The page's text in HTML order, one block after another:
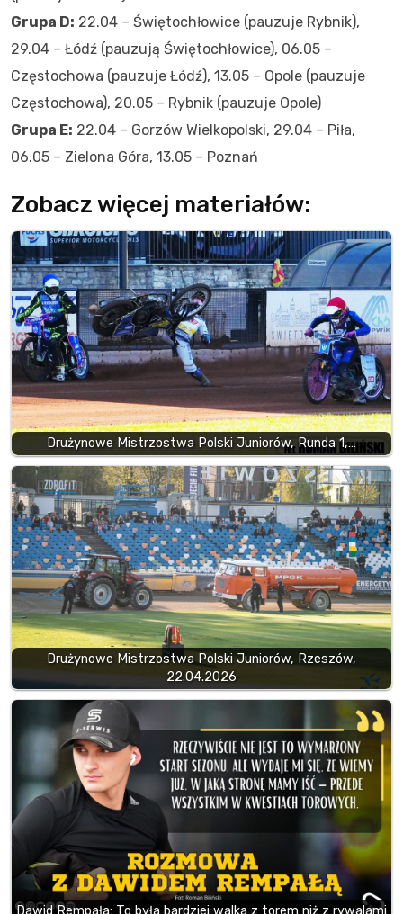
Grupa D: 22.04 – Świętochłowice (pauzuje Rybnik),
29.04 – Łódź (pauzują Świętochłowice), 06.05 –
Częstochowa (pauzuje Łódź), 13.05 – Opole (pauzuje
Częstochowa), 20.05 – Rybnik (pauzuje Opole)
Grupa E: 22.04 – Gorzów Wielkopolski, 29.04 – Piła,
06.05 – Zielona Góra, 13.05 – Poznań
Zobacz więcej materiałów:
Drużynowe Mistrzostwa Polski Juniorów, Runda 1,…
Drużynowe Mistrzostwa Polski Juniorów, Rzeszów,
22.04.2026